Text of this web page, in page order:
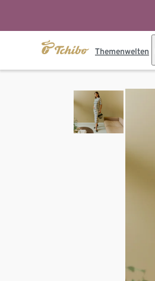
Themenwelten